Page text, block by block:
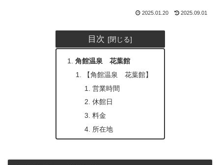
2025.01.20 2025.09.01
目次
角館温泉 花葉館
【角館温泉 花葉館】
営業時間
休館日
料金
所在地